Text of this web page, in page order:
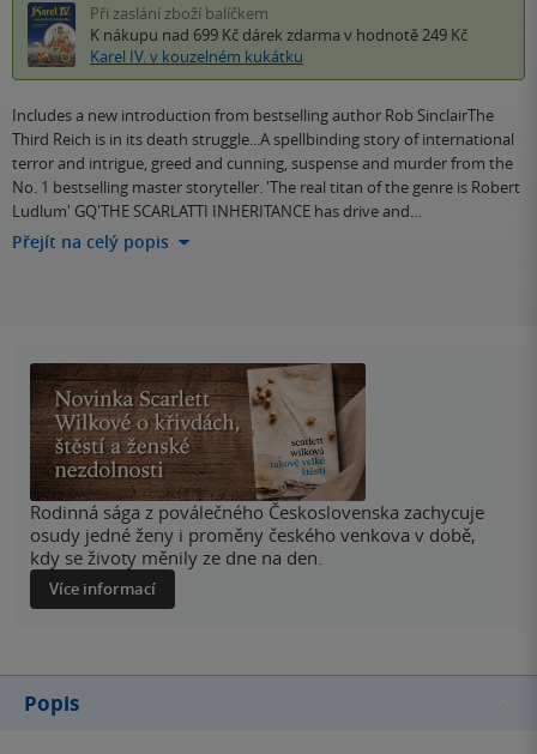
Při zaslání zboží balíčkem
K nákupu nad 699 Kč dárek zdarma v hodnotě 249 Kč
Karel IV. v kouzelném kukátku
Includes a new introduction from bestselling author Rob SinclairThe
Third Reich is in its death struggle...A spellbinding story of international
terror and intrigue, greed and cunning, suspense and murder from the
No. 1 bestselling master storyteller. 'The real titan of the genre is Robert
Ludlum' GQ'THE SCARLATTI INHERITANCE has drive and…
Přejít na celý popis
Rodinná sága z poválečného Československa zachycuje
osudy jedné ženy i proměny českého venkova v době,
kdy se životy měnily ze dne na den.
Více informací
Popis